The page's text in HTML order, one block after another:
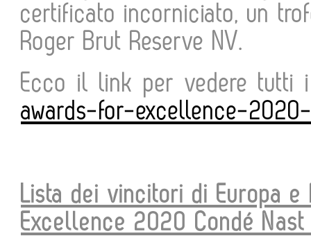
certificato incorniciato, un
Roger Brut Reserve NV.
Ecco il link per vedere
awards-for-excellence-
Lista dei vincitori di Europa
Excellence 2020 Condé